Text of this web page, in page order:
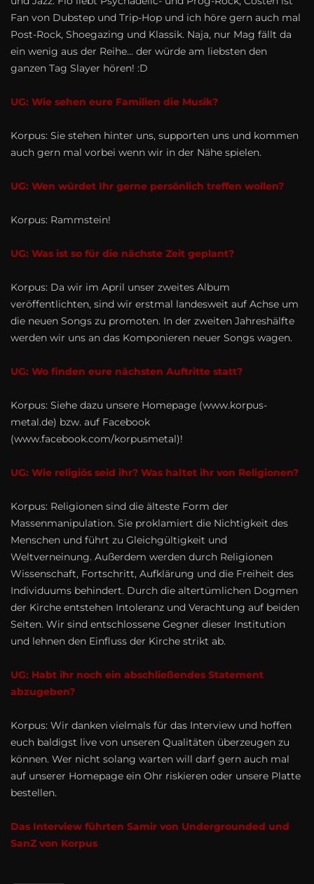
Fan von Dubstep und Trip-Hop und ich höre gern auch mal
Post-Rock, Shoegazing und Klassik. Naja, nur Mag fällt da
ein wenig aus der Reihe... der würde am liebsten den
ganzen Tag Slayer hören! :D
UG: Wie sehen eure Familien die Musik?
Korpus: Sie stehen hinter uns, supporten uns und kommen
auch gern mal vorbei wenn wir in der Nähe spielen.
UG: Wen würdet Ihr gerne persönlich treffen wollen?
Korpus: Rammstein!
UG: Was ist so für die nächste Zeit geplant?
Korpus: Da wir im April unser zweites Album
veröffentlichten, sind wir erstmal landesweit auf Achse um
die neuen Songs zu promoten. In der zweiten Jahreshälfte
werden wir uns an das Komponieren neuer Songs wagen.
UG: Wo finden eure nächsten Auftritte statt?
Korpus: Siehe dazu unsere Homepage (www.korpus-
metal.de) bzw. auf Facebook
(www.facebook.com/korpusmetal)!
UG: Wie religiös seid ihr? Was haltet ihr von Religionen?
Korpus: Religionen sind die älteste Form der
Massenmanipulation. Sie proklamiert die Nichtigkeit des
Menschen und führt zu Gleichgültigkeit und
Weltverneinung. Außerdem werden durch Religionen
Wissenschaft, Fortschritt, Aufklärung und die Freiheit des
Individuums behindert. Durch die altertümlichen Dogmen
der Kirche entstehen Intoleranz und Verachtung auf beiden
Seiten. Wir sind entschlossene Gegner dieser Institution
und lehnen den Einfluss der Kirche strikt ab.
UG: Habt ihr noch ein abschließendes Statement
abzugeben?
Korpus: Wir danken vielmals für das Interview und hoffen
euch baldigst live von unseren Qualitäten überzeugen zu
können. Wer nicht solang warten will darf gern auch mal
auf unserer Homepage ein Ohr riskieren oder unsere Platte
bestellen.
Das Interview führten Samir von Undergrounded und
SanZ von Korpus